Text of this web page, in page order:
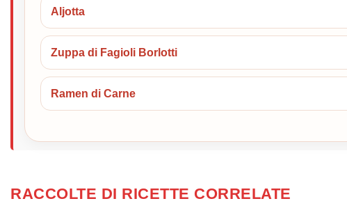
Aljotta
Zuppa di Fagioli Borlotti
Ramen di Carne
RACCOLTE DI RICETTE CORRELATE